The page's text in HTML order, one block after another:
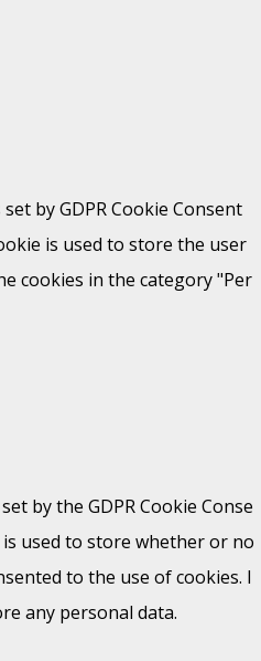
by GDPR Cookie Consent
is used to store the user
cookies in the category "Per
by the GDPR Cookie Conse
used to store whether or no
to the use of cookies. I
any personal data.